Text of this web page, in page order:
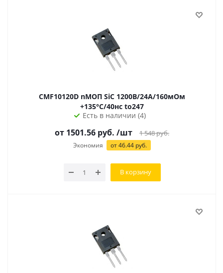
CMF10120D nМОП SiC 1200В/24А/160мОм
+135°C/40нс to247
Есть в наличии (4)
от 1501.56 руб. /шт 1 548руб.
Экономия от46.44 руб.
В корзину